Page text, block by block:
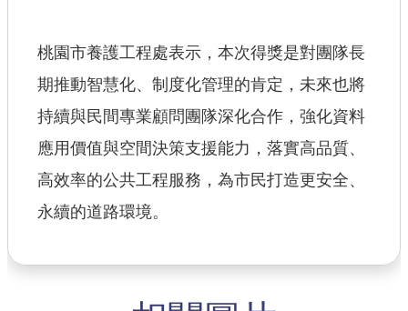
桃園市養護工程處表示，本次得獎是對團隊長
期推動智慧化、制度化管理的肯定，未來也將
持續與民間專業顧問團隊深化合作，強化資料
應用價值與空間決策支援能力，落實高品質、
高效率的公共工程服務，為市民打造更安全、
永續的道路環境。